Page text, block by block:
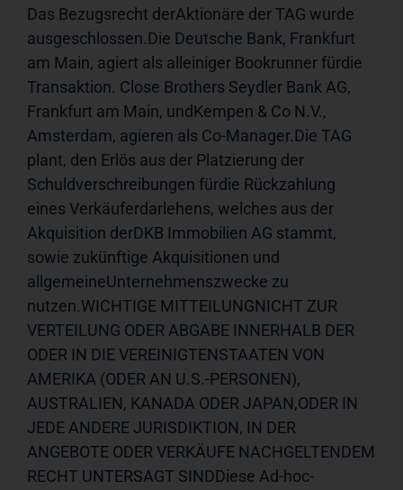
Das Bezugsrecht derAktionäre der TAG wurde
ausgeschlossen.Die Deutsche Bank, Frankfurt
am Main, agiert als alleiniger Bookrunner fürdie
Transaktion. Close Brothers Seydler Bank AG,
Frankfurt am Main, undKempen & Co N.V.,
Amsterdam, agieren als Co-Manager.Die TAG
plant, den Erlös aus der Platzierung der
Schuldverschreibungen fürdie Rückzahlung
eines Verkäuferdarlehens, welches aus der
Akquisition derDKB Immobilien AG stammt,
sowie zukünftige Akquisitionen und
allgemeineUnternehmenszwecke zu
nutzen.WICHTIGE MITTEILUNGNICHT ZUR
VERTEILUNG ODER ABGABE INNERHALB DER
ODER IN DIE VEREINIGTENSTAATEN VON
AMERIKA (ODER AN U.S.-PERSONEN),
AUSTRALIEN, KANADA ODER JAPAN,ODER IN
JEDE ANDERE JURISDIKTION, IN DER
ANGEBOTE ODER VERKÄUFE NACHGELTENDEM
RECHT UNTERSAGT SINDDiese Ad-hoc-